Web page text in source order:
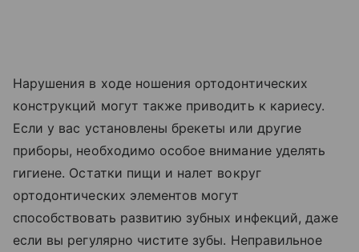
Нарушения в ходе ношения ортодонтических
конструкций могут также приводить к кариесу.
Если у вас установлены брекеты или другие
приборы, необходимо особое внимание уделять
гигиене. Остатки пищи и налет вокруг
ортодонтических элементов могут
способствовать развитию зубных инфекций, даже
если вы регулярно чистите зубы. Неправильное